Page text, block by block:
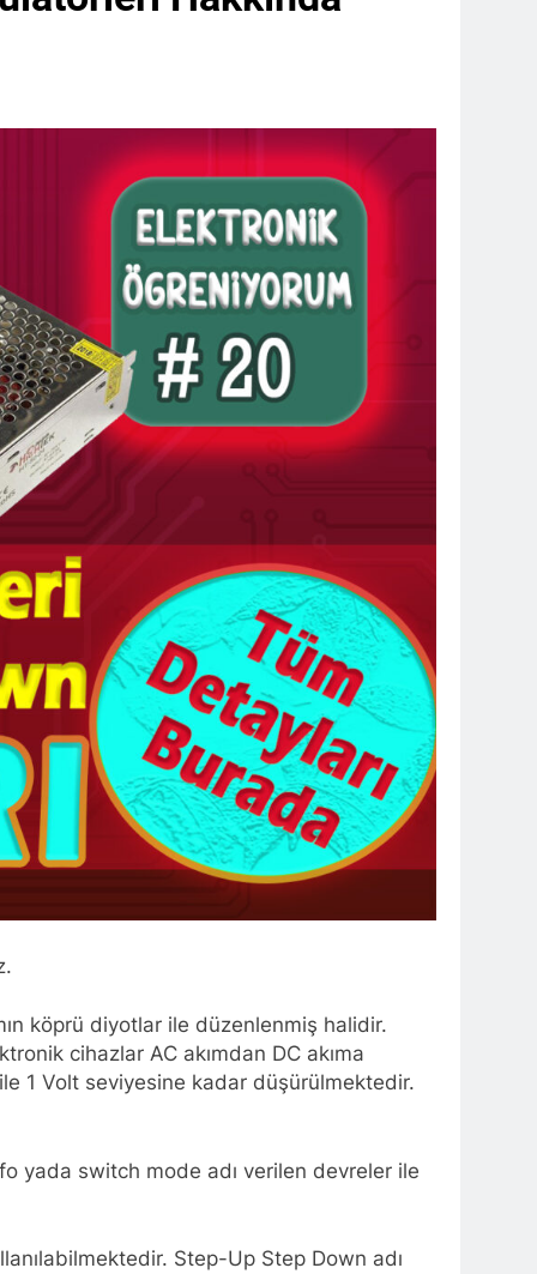
köprü diyotlar ile düzenlenmiş halidir.
cihazlar AC akımdan DC akıma
1 Volt seviyesine kadar düşürülmektedir.
yada switch mode adı verilen devreler ile
Step-Up Step Down adı